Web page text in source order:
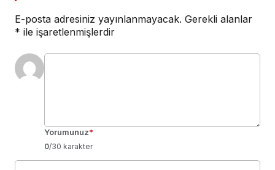
E-posta adresiniz yayınlanmayacak. Gerekli alanlar
* ile işaretlenmişlerdir
Yorumunuz*
0/30 karakter